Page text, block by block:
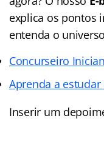
explica os pontos
entenda o
Concurseiro
Aprenda a
Inserir um